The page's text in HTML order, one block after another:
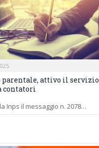
parentale, attivo il servizio
contatori
Inps il messaggio n. 2078…